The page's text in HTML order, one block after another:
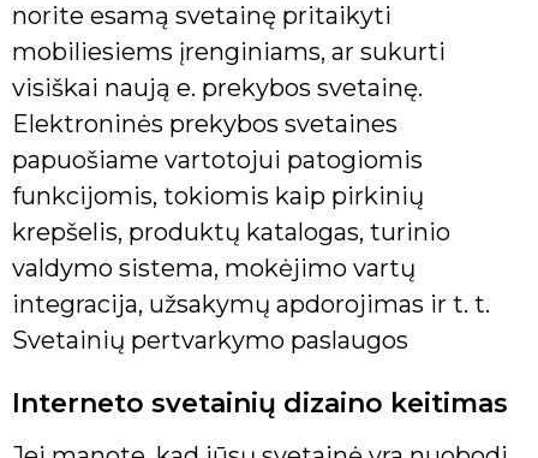
norite esamą svetainę pritaikyti
mobiliesiems įrenginiams, ar sukurti
visiškai naują e. prekybos svetainę.
Elektroninės prekybos svetaines
papuošiame vartotojui patogiomis
funkcijomis, tokiomis kaip pirkinių
krepšelis, produktų katalogas, turinio
valdymo sistema, mokėjimo vartų
integracija, užsakymų apdorojimas ir t. t.
Svetainių pertvarkymo paslaugos
Interneto svetainių dizaino keitimas